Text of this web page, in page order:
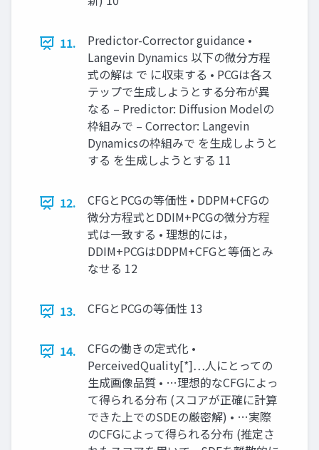
11.
Predictor-Corrector guidance •
Langevin Dynamics 以下の微分方程
式の解は で に収束する • PCGは各ス
テップで生成しようとする分布が異
なる – Predictor: Diffusion Modelの
枠組みで – Corrector: Langevin
Dynamicsの枠組みで を生成しようと
する を生成しようとする 11
12.
CFGとPCGの等価性 • DDPM+CFGの
微分方程式とDDIM+PCGの微分方程
式は一致する • 理想的には，
DDIM+PCGはDDPM+CFGと等価とみ
なせる 12
13. CFGとPCGの等価性 13
14.
CFGの働きの定式化 •
PerceivedQuality[*]…人にとっての
生成画像品質 • …理想的なCFGによっ
て得られる分布 (スコアが正確に計算
できた上でのSDEの厳密解) • …実際
のCFGによって得られる分布 (推定さ